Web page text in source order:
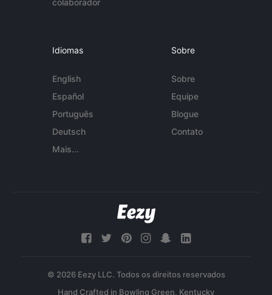
Idiomas
English
Español
Português
Deutsch
Mais...
Sobre
Sobre
Equipe
Blogue
Contato
© 2026 Eezy LLC. Todos os direitos reservados